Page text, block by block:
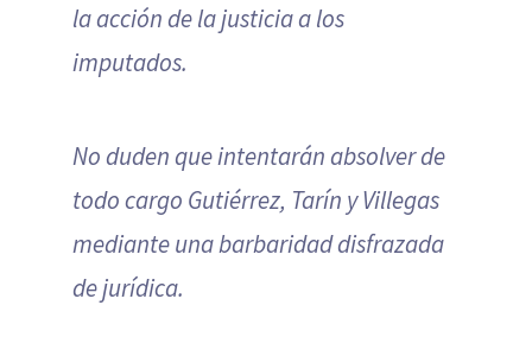
la acción de la justicia a los
imputados.
No duden que intentarán absolver de
todo cargo Gutiérrez, Tarín y Villegas
mediante una barbaridad disfrazada
de jurídica.